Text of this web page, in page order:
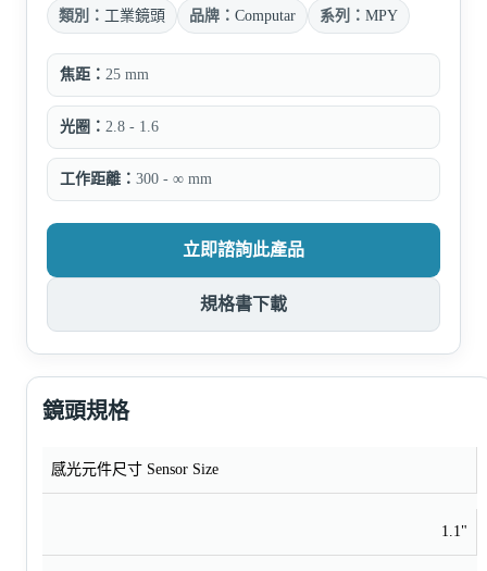
類別： 工業鏡頭 品牌： Computar 系列： MPY
焦距： 25 mm
光圈： 2.8 - 1.6
工作距離： 300 - ∞ mm
立即諮詢此產品
規格書下載
鏡頭規格
感光元件尺寸 Sensor Size
1.1"